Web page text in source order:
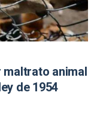
animal
de 1954